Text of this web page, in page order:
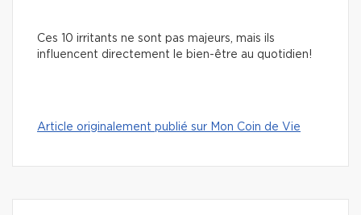
Ces 10 irritants ne sont pas majeurs, mais ils
influencent directement le bien-être au quotidien!
Article originalement publié sur Mon Coin de Vie